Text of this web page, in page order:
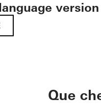
language version
Que